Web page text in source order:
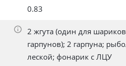
0.83
2 жгута (один для
гарпунов); 2 гарпуна;
леской; фонарик с ЛЦУ